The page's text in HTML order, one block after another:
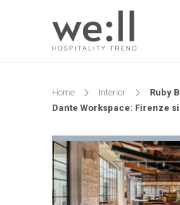
Home Interior
Ruby
Dante Workspace: Firenze